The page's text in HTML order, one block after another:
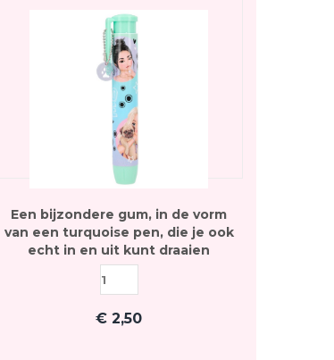
Een bijzondere gum, in de vorm
van een turquoise pen, die je ook
echt in en uit kunt draaien
€2,50